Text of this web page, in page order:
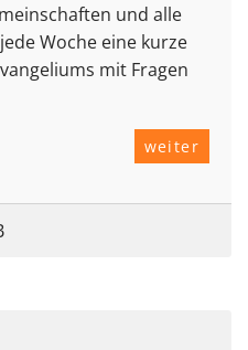
und alle
Woche eine kurze
mit Fragen
weiter